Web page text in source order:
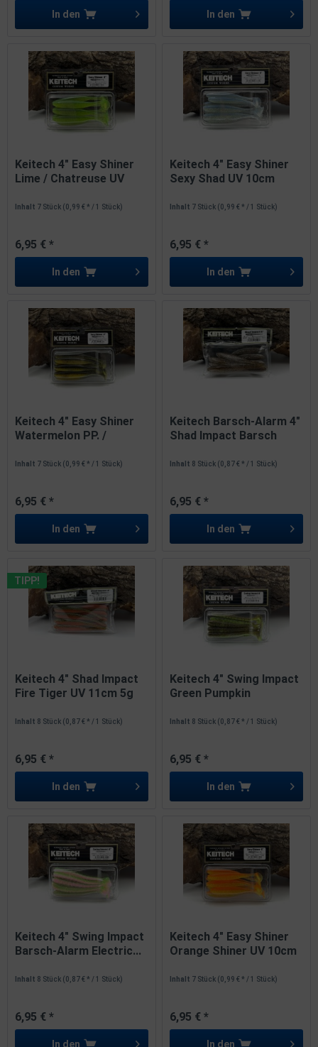
In den In den
Keitech 4" Easy Shiner
Lime / Chatreuse UV
Inhalt 7 Stück (0,99 € * / 1 Stück)
6,95 € *
In den
Keitech 4" Easy Shiner
Sexy Shad UV 10cm
Inhalt 7 Stück (0,99 € * / 1 Stück)
6,95 € *
In den
Keitech 4" Easy Shiner
Watermelon PP. /
Inhalt 7 Stück (0,99 € * / 1 Stück)
6,95 € *
In den
Keitech Barsch-Alarm 4"
Shad Impact Barsch
Inhalt 8 Stück (0,87 € * / 1 Stück)
6,95 € *
In den
TIPP!
Keitech 4" Shad Impact
Fire Tiger UV 11cm 5g
Inhalt 8 Stück (0,87 € * / 1 Stück)
6,95 € *
In den
Keitech 4" Swing Impact
Green Pumpkin
Inhalt 8 Stück (0,87 € * / 1 Stück)
6,95 € *
In den
Keitech 4" Swing Impact
Barsch-Alarm Electric...
Inhalt 8 Stück (0,87 € * / 1 Stück)
6,95 € *
In den
Keitech 4" Easy Shiner
Orange Shiner UV 10cm
Inhalt 7 Stück (0,99 € * / 1 Stück)
6,95 € *
In den